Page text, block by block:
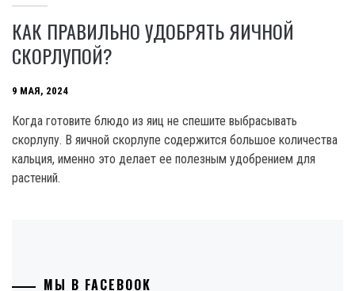
КАК ПРАВИЛЬНО УДОБРЯТЬ ЯИЧНОЙ
СКОРЛУПОЙ?
9 МАЯ, 2024
Когда готовите блюдо из яиц не спешите выбрасывать
скорлупу. В яичной скорлупе содержится большое количества
кальция, именно это делает ее полезным удобрением для
растений.
МЫ В FACEBOOK